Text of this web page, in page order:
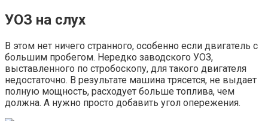
УОЗ на слух
В этом нет ничего странного, особенно если двигатель с
большим пробегом. Нередко заводского УОЗ,
выставленного по стробоскопу, для такого двигателя
недостаточно. В результате машина трясется, не выдает
полную мощность, расходует больше топлива, чем
должна. А нужно просто добавить угол опережения.